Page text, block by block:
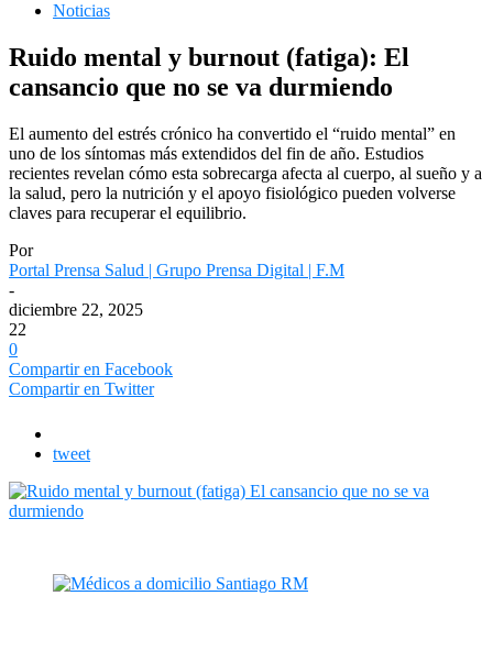
Noticias
Ruido mental y burnout (fatiga): El
cansancio que no se va durmiendo
El aumento del estrés crónico ha convertido el “ruido mental” en
uno de los síntomas más extendidos del fin de año. Estudios
recientes revelan cómo esta sobrecarga afecta al cuerpo, al sueño y a
la salud, pero la nutrición y el apoyo fisiológico pueden volverse
claves para recuperar el equilibrio.
Por
Portal Prensa Salud | Grupo Prensa Digital | F.M
-
diciembre 22, 2025
22
0
Compartir en Facebook
Compartir en Twitter
tweet